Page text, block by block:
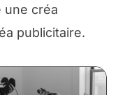
une créa
publicitaire.